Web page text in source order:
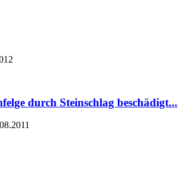
durch Steinschlag beschädigt...